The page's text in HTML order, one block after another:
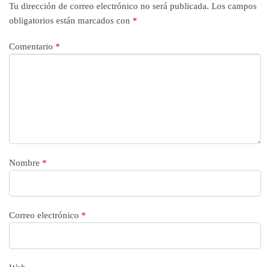
Tu dirección de correo electrónico no será publicada. Los campos
obligatorios están marcados con *
Comentario *
Nombre *
Correo electrónico *